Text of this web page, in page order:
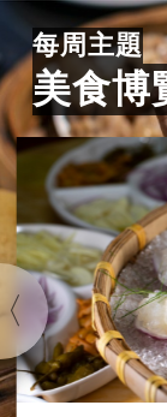
每周主題
美食博